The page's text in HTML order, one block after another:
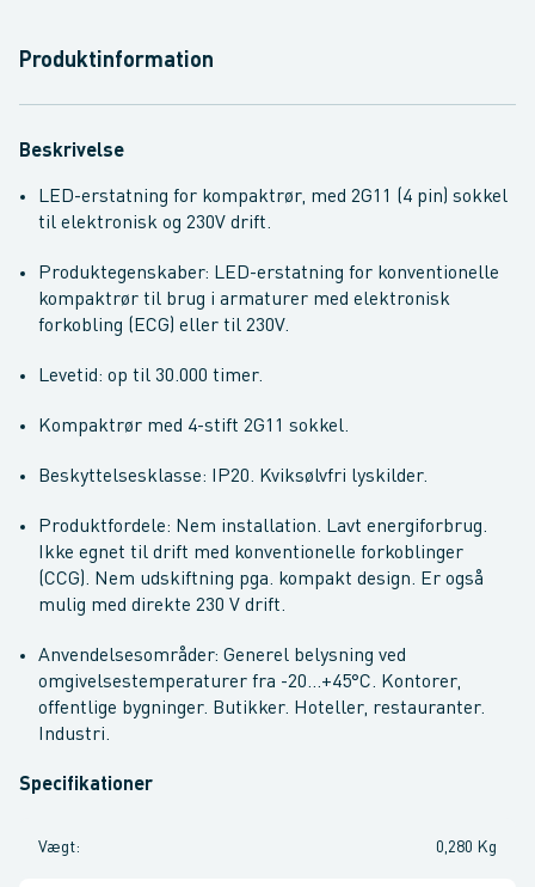
Produktinformation
Beskrivelse
LED-erstatning for kompaktrør, med 2G11 (4 pin) sokkel
til elektronisk og 230V drift.
Produktegenskaber: LED-erstatning for konventionelle
kompaktrør til brug i armaturer med elektronisk
forkobling (ECG) eller til 230V.
Levetid: op til 30.000 timer.
Kompaktrør med 4-stift 2G11 sokkel.
Beskyttelsesklasse: IP20. Kviksølvfri lyskilder.
Produktfordele: Nem installation. Lavt energiforbrug.
Ikke egnet til drift med konventionelle forkoblinger
(CCG). Nem udskiftning pga. kompakt design. Er også
mulig med direkte 230 V drift.
Anvendelsesområder: Generel belysning ved
omgivelsestemperaturer fra -20...+45°C. Kontorer,
offentlige bygninger. Butikker. Hoteller, restauranter.
Industri.
Specifikationer
Vægt: 0,280 Kg